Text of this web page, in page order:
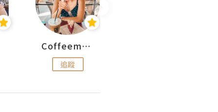
Coffeemeetjojo
追蹤